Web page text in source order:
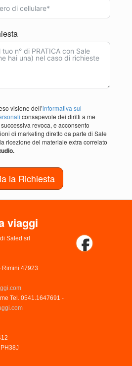
visione dell’informativa sul
consapevole dei diritti a me
revoca, e acconsento
di marketing diretto da parte di Sale
ricezione del materiale extra correlato
la Richiesta
viaggi
Saled srl
Rimini 47923
Tel. 0541.1647691 -